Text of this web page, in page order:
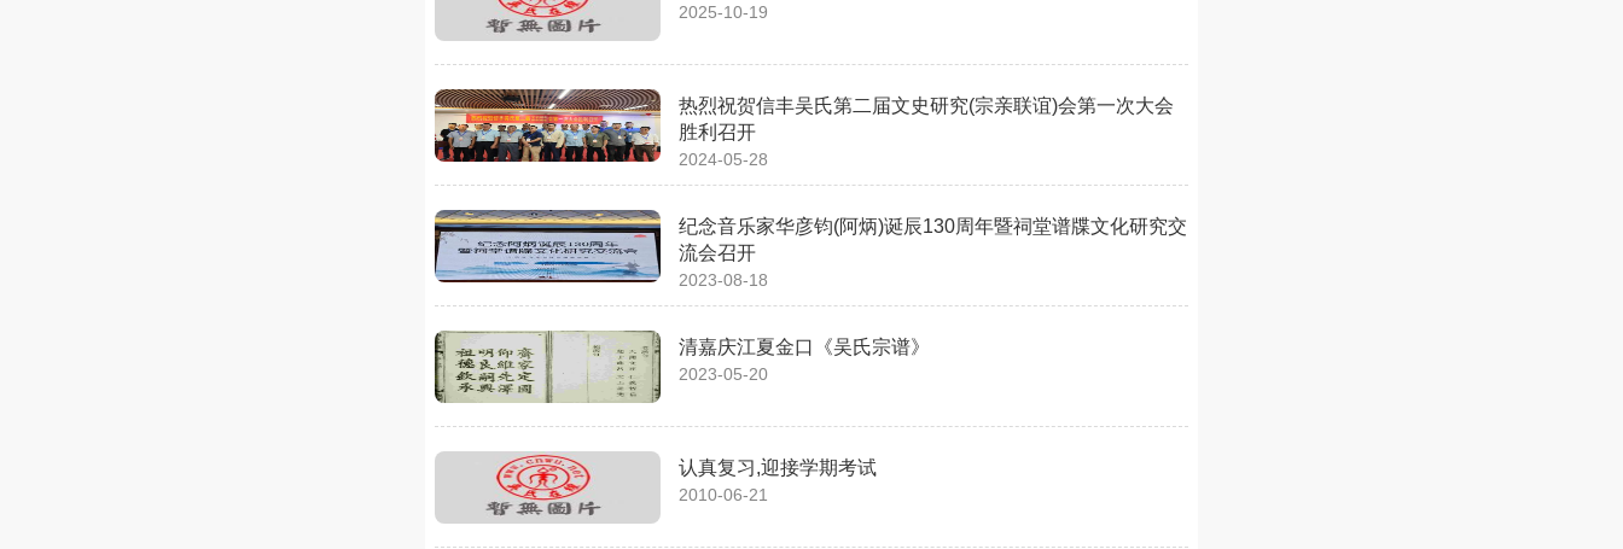
2025-10-19
热烈祝贺信丰吴氏第二届文史研究(宗亲联谊)会第一次大会
胜利召开
2024-05-28
纪念音乐家华彦钧(阿炳)诞辰130周年暨祠堂谱牒文化研究交
流会召开
2023-08-18
清嘉庆江夏金口《吴氏宗谱》
2023-05-20
认真复习,迎接学期考试
2010-06-21